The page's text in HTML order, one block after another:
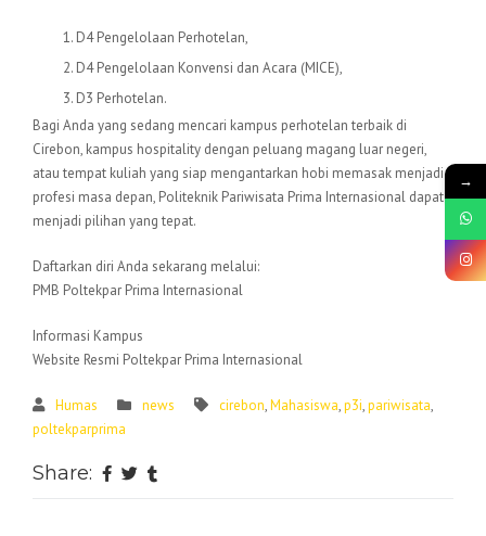
D4 Pengelolaan Perhotelan,
D4 Pengelolaan Konvensi dan Acara (MICE),
D3 Perhotelan.
Bagi Anda yang sedang mencari kampus perhotelan terbaik di
Cirebon, kampus hospitality dengan peluang magang luar negeri,
atau tempat kuliah yang siap mengantarkan hobi memasak menjadi
profesi masa depan, Politeknik Pariwisata Prima Internasional dapat
menjadi pilihan yang tepat.
Daftarkan diri Anda sekarang melalui:
PMB Poltekpar Prima Internasional
Informasi Kampus
Website Resmi Poltekpar Prima Internasional
Humas news cirebon,Mahasiswa,p3i,pariwisata,
poltekparprima
Share:
→